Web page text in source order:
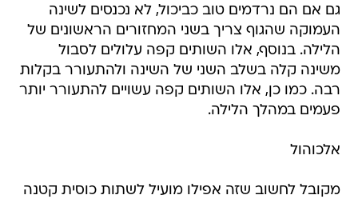
גם אם הם נרדמים טוב כביכול, לא נכנסים לשינה
העמוקה שהגוף צריך בשני המחזורים הראשונים של
הלילה. בנוסף, אלו השותים קפה עלולים לסבול
משינה קלה בשלב השני של השינה ולהתעורר בקלות
רבה. כמו כן, אלו השותים קפה עשויים להתעורר יותר
פעמים במהלך הלילה.
אלכוהול
מקובל לחשוב שזה אפילו מועיל לשתות כוסית קטנה